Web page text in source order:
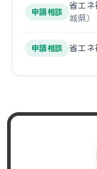
申請相談
省エネ
城県）
申請相談 省エネ